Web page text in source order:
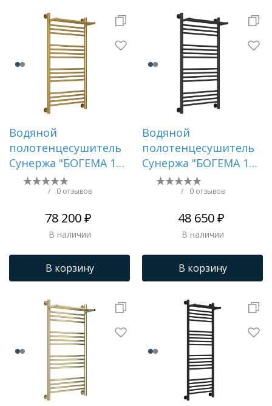
Водяной
полотенцесушитель
Сунержа "БОГЕМА 1П
+" 1000х500
(Состаренная латунь)
/ 0 отзывов
78 200 ₽
В наличии
В корзину
Водяной
полотенцесушитель
Сунержа "БОГЕМА 1П
+" 1000х500 (Тёмный
титан муар)
/ 0 отзывов
48 650 ₽
В наличии
В корзину